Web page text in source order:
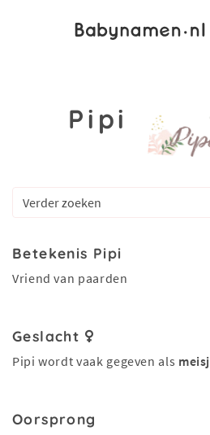
Pipi
Betekenis Pipi
Vriend van paarden
Geslacht
Pipi wordt vaak gegeven als
Oorsprong